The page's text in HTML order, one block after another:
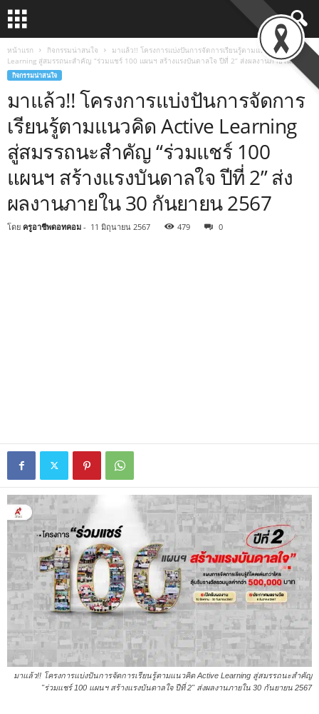
หน้าแรก กิจกรรมน่าสนใจ
มาแล้ว!! โครงการแบ่งปันการจัดการเรียนรู้ตามแนวคิด Active
Learning สู่สมรรถนะสำคัญ “ร่วมแชร์ 100 แผนฯ สร้างแรงบันดาลใจ ปีที่ 2” ส่งผลงานภายใน...
กิจกรรมน่าสนใจ
มาแล้ว!! โครงการแบ่งปันการจัดการ
เรียนรู้ตามแนวคิด Active Learning
สู่สมรรถนะสำคัญ “ร่วมแชร์ 100
แผนฯ สร้างแรงบันดาลใจ ปีที่ 2” ส่ง
ผลงานภายใน 30 กันยายน 2567
โดย ครูอาชีพดอทคอม - 11 มิถุนายน 2567 479 0
มาแล้ว!! โครงการแบ่งปันการจัดการเรียนรู้ตามแนวคิด Active Learning สู่สมรรถนะสำคัญ
"ร่วมแชร์ 100 แผนฯ สร้างแรงบันดาลใจ ปีที่ 2" ส่งผลงานภายใน 30 กันยายน 2567